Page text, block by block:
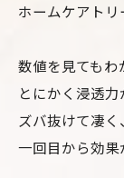
ホームケアト
数値を見てもわ
とにかく浸透
ズバ抜けて凄く、
一回目から効果